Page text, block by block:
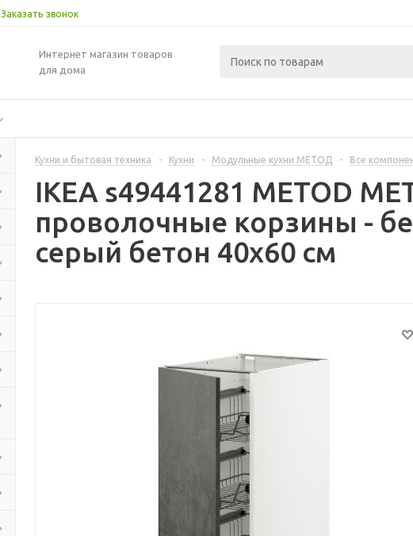
Заказать звонок
Интернет магазин товаров
для дома
Кухни и бытовая техника - Кухни - Модульные кухни МЕТОД - Все
IKEA s49441281 METOD
проволочные корзины -
серый бетон 40x60 см